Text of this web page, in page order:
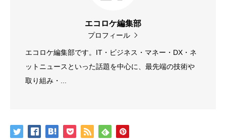
エコロケ編集部
プロフィール
エコロケ編集部です。IT・ビジネス・マネー・DX・ネ
ットニュースといった話題を中心に、最先端の技術や
取り組み・...